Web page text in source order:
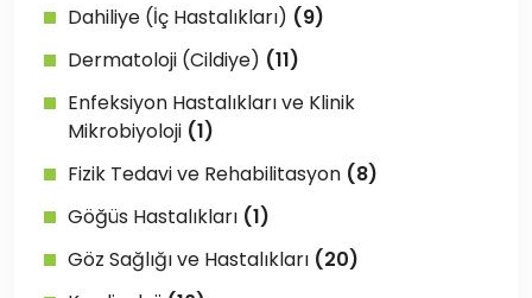
Dahiliye (İç Hastalıkları) (9)
Dermatoloji (Cildiye) (11)
Enfeksiyon Hastalıkları ve Klinik
Mikrobiyoloji (1)
Fizik Tedavi ve Rehabilitasyon (8)
Göğüs Hastalıkları (1)
Göz Sağlığı ve Hastalıkları (20)